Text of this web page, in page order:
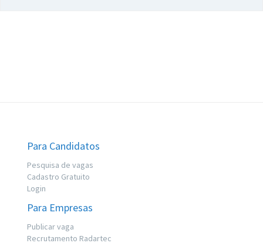
Para Candidatos
Pesquisa de vagas
Cadastro Gratuito
Login
Para Empresas
Publicar vaga
Recrutamento Radartec